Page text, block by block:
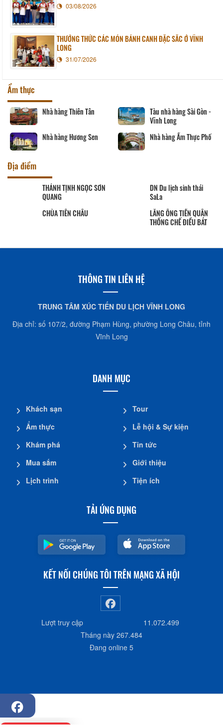
03/08/2026
THƯỞNG THỨC CÁC MÓN BÁNH CANH ĐẶC SẮC Ở VĨNH
LONG
31/07/2026
Ẩm thực
Nhà hàng Thiên Tân
Tàu nhà hàng Sài Gòn -
Vĩnh Long
Nhà hàng Hương Sen
Nhà hàng Ẩm Thực Phố
Địa điểm
THÁNH TỊNH NGỌC SƠN
QUANG
DN Du lịch sinh thái
SaLa
CHÙA TIÊN CHÂU
LĂNG ÔNG TIỀN QUÂN
THỐNG CHẾ ĐIỀU BÁT
THÔNG TIN LIÊN HỆ
Địa chỉ: số 107/2, đường Phạm Hùng, phường Long Châu, tỉnh
DANH MỤC
TẢI ỨNG DỤNG
KẾT NỐI CHÚNG TÔI TRÊN MẠNG XÃ HỘI
Lượt truy cập
Tháng này 267.484